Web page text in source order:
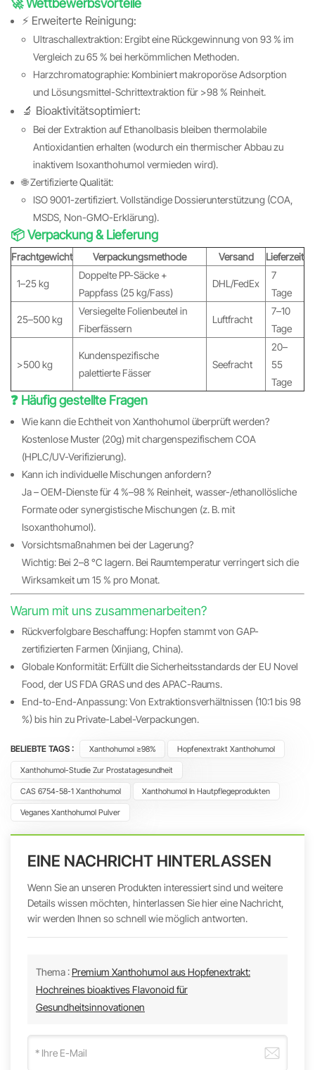
🚀 Wettbewerbsvorteile
⚡️ Erweiterte Reinigung:
Ultraschallextraktion: Ergibt eine Rückgewinnung von 93 % im
Vergleich zu 65 % bei herkömmlichen Methoden.
Harzchromatographie: Kombiniert makroporöse Adsorption
und Lösungsmittel-Schrittextraktion für >98 % Reinheit.
🔬 Bioaktivitätsoptimiert:
Bei der Extraktion auf Ethanolbasis bleiben thermolabile
Antioxidantien erhalten (wodurch ein thermischer Abbau zu
inaktivem Isoxanthohumol vermieden wird).
🌐 Zertifizierte Qualität:
ISO 9001-zertifiziert. Vollständige Dossierunterstützung (COA,
MSDS, Non-GMO-Erklärung).
📦 Verpackung & Lieferung
Frachtgewicht Verpackungsmethode Versand Lieferzeit
1–25 kg
Doppelte PP-Säcke +
Pappfass (25 kg/Fass)
DHL/FedEx
7
Tage
25–500 kg
Versiegelte Folienbeutel in
Fiberfässern
Luftfracht
7–10
Tage
>500 kg
Kundenspezifische
palettierte Fässer
Seefracht
20–
55
Tage
❓ Häufig gestellte Fragen
Wie kann die Echtheit von Xanthohumol überprüft werden?
Kostenlose Muster (20g) mit chargenspezifischem COA
(HPLC/UV-Verifizierung).
Kann ich individuelle Mischungen anfordern?
Ja – OEM-Dienste für 4 %–98 % Reinheit, wasser-/ethanollösliche
Formate oder synergistische Mischungen (z. B. mit
Isoxanthohumol).
Vorsichtsmaßnahmen bei der Lagerung?
Wichtig: Bei 2–8 °C lagern. Bei Raumtemperatur verringert sich die
Wirksamkeit um 15 % pro Monat.
Warum mit uns zusammenarbeiten?
Rückverfolgbare Beschaffung: Hopfen stammt von GAP-
zertifizierten Farmen (Xinjiang, China).
Globale Konformität: Erfüllt die Sicherheitsstandards der EU Novel
Food, der US FDA GRAS und des APAC-Raums.
End-to-End-Anpassung: Von Extraktionsverhältnissen (10:1 bis 98
%) bis hin zu Private-Label-Verpackungen.
BELIEBTE TAGS : Xanthohumol ≥98% Hopfenextrakt Xanthohumol
Xanthohumol-Studie Zur Prostatagesundheit
CAS 6754-58-1 Xanthohumol Xanthohumol In Hautpflegeprodukten
Veganes Xanthohumol Pulver
EINE NACHRICHT HINTERLASSEN
Wenn Sie an unseren Produkten interessiert sind und weitere
Details wissen möchten, hinterlassen Sie hier eine Nachricht,
wir werden Ihnen so schnell wie möglich antworten.
Thema : Premium Xanthohumol aus Hopfenextrakt:
Hochreines bioaktives Flavonoid für
Gesundheitsinnovationen